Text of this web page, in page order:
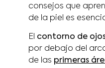
consejos que
de la piel es
El contorno de
por debajo del
de las primeras